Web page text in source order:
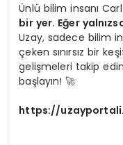
Ünlü bilim insanı
bir yer. Eğer
Uzay, sadece bilim
çeken sınırsız bir
gelişmeleri takip
başlayın! 🚀
https://